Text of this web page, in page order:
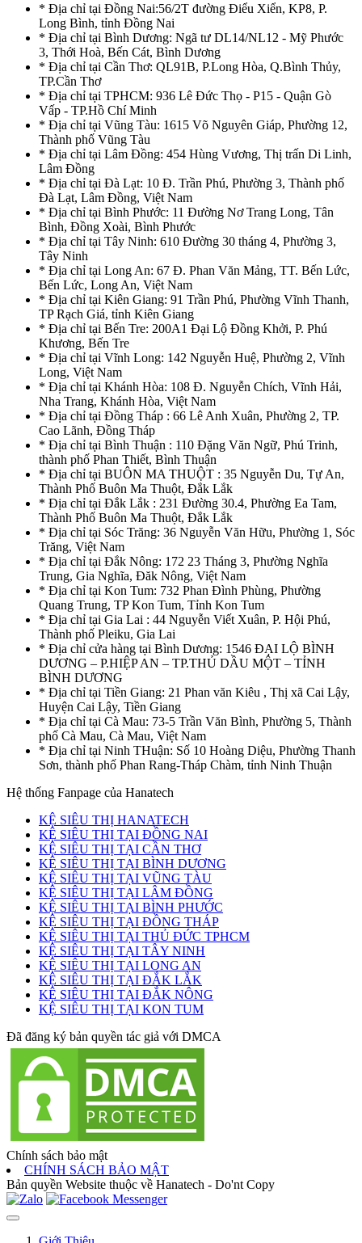
* Địa chỉ tại Đồng Nai:56/2T đường Điểu Xiển, KP8, P.
Long Bình, tỉnh Đồng Nai
* Địa chỉ tại Bình Dương: Ngã tư DL14/NL12 - Mỹ Phước
3, Thới Hoà, Bến Cát, Bình Dương
* Địa chỉ tại Cần Thơ: QL91B, P.Long Hòa, Q.Bình Thủy,
TP.Cần Thơ
* Địa chỉ tại TPHCM: 936 Lê Đức Thọ - P15 - Quận Gò
Vấp - TP.Hồ Chí Minh
* Địa chỉ tại Vũng Tàu: 1615 Võ Nguyên Giáp, Phường 12,
Thành phố Vũng Tàu
* Địa chỉ tại Lâm Đồng: 454 Hùng Vương, Thị trấn Di Linh,
Lâm Đồng
* Địa chỉ tại Đà Lạt: 10 Đ. Trần Phú, Phường 3, Thành phố
Đà Lạt, Lâm Đồng, Việt Nam
* Địa chỉ tại Bình Phước: 11 Đường Nơ Trang Long, Tân
Bình, Đồng Xoài, Bình Phước
* Địa chỉ tại Tây Ninh: 610 Đường 30 tháng 4, Phường 3,
Tây Ninh
* Địa chỉ tại Long An: 67 Đ. Phan Văn Mảng, TT. Bến Lức,
Bến Lức, Long An, Việt Nam
* Địa chỉ tại Kiên Giang: 91 Trần Phú, Phường Vĩnh Thanh,
TP Rạch Giá, tỉnh Kiên Giang
* Địa chỉ tại Bến Tre: 200A1 Đại Lộ Đồng Khởi, P. Phú
Khương, Bến Tre
* Địa chỉ tại Vĩnh Long: 142 Nguyễn Huệ, Phường 2, Vĩnh
Long, Việt Nam
* Địa chỉ tại Khánh Hòa: 108 Đ. Nguyễn Chích, Vĩnh Hải,
Nha Trang, Khánh Hòa, Việt Nam
* Địa chỉ tại Đồng Tháp : 66 Lê Anh Xuân, Phường 2, TP.
Cao Lãnh, Đồng Tháp
* Địa chỉ tại Bình Thuận : 110 Đặng Văn Ngữ, Phú Trinh,
thành phố Phan Thiết, Bình Thuận
* Địa chỉ tại BUÔN MA THUỘT : 35 Nguyễn Du, Tự An,
Thành Phố Buôn Ma Thuột, Đắk Lắk
* Địa chỉ tại Đắk Lắk : 231 Đường 30.4, Phường Ea Tam,
Thành Phố Buôn Ma Thuột, Đắk Lắk
* Địa chỉ tại Sóc Trăng: 36 Nguyễn Văn Hữu, Phường 1, Sóc
Trăng, Việt Nam
* Địa chỉ tại Đắk Nông: 172 23 Tháng 3, Phường Nghĩa
Trung, Gia Nghĩa, Đăk Nông, Việt Nam
* Địa chỉ tại Kon Tum: 732 Phan Đình Phùng, Phường
Quang Trung, TP Kon Tum, Tỉnh Kon Tum
* Địa chỉ tại Gia Lai : 44 Nguyễn Viết Xuân, P. Hội Phú,
Thành phố Pleiku, Gia Lai
* Địa chỉ cửa hàng tại Bình Dương: 1546 ĐẠI LỘ BÌNH
DƯƠNG – P.HIỆP AN – TP.THỦ DẦU MỘT – TỈNH
BÌNH DƯƠNG
* Địa chỉ tại Tiền Giang: 21 Phan văn Kiêu , Thị xã Cai Lậy,
Huyện Cai Lậy, Tiền Giang
* Địa chỉ tại Cà Mau: 73-5 Trần Văn Bình, Phường 5, Thành
phố Cà Mau, Cà Mau, Việt Nam
* Địa chỉ tại Ninh THuận: Số 10 Hoàng Diệu, Phường Thanh
Sơn, thành phố Phan Rang-Tháp Chàm, tỉnh Ninh Thuận
Hệ thống Fanpage của Hanatech
KỆ SIÊU THỊ HANATECH
KỆ SIÊU THỊ TẠI ĐỒNG NAI
KỆ SIÊU THỊ TẠI CẦN THƠ
KỆ SIÊU THỊ TẠI BÌNH DƯƠNG
KỆ SIÊU THỊ TẠI VŨNG TÀU
KỆ SIÊU THỊ TẠI LÂM ĐỒNG
KỆ SIÊU THỊ TẠI BÌNH PHƯỚC
KỆ SIÊU THỊ TẠI ĐỒNG THÁP
KỆ SIÊU THỊ TẠI THỦ ĐỨC TPHCM
KỆ SIÊU THỊ TẠI TÂY NINH
KỆ SIÊU THỊ TẠI LONG AN
KỆ SIÊU THỊ TẠI ĐẮK LẮK
KỆ SIÊU THỊ TẠI ĐẮK NÔNG
KỆ SIÊU THỊ TẠI KON TUM
Đã đăng ký bản quyền tác giả với DMCA
Chính sách bảo mật
CHÍNH SÁCH BẢO MẬT
Bản quyền Website thuộc về Hanatech - Do'nt Copy